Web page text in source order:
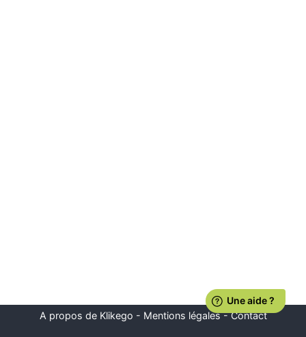
A propos de Klikego - Mentions légales-Contact